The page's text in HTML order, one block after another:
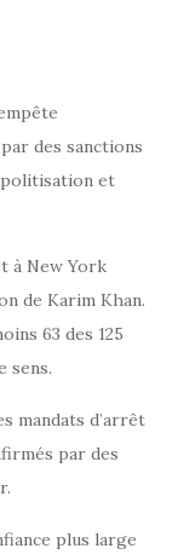
des sanctions
politisation et
à New York
de Karim Khan.
63 des 125
sens.
mandats d’arrêt
par des
plus large